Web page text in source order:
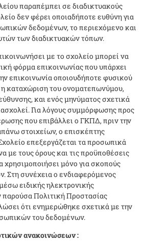
παραπέμπει σε διαδικτυακούς
δεν φέρει οποιαδήποτε ευθύνη για
δεδομένων, το περιεχόμενο και
των διαδικτυακών τόπων.
με το σχολείο μπορεί να
φόρμα επικοινωνίας που υπάρχει
επικοινωνία οποιουδήποτε φυσικού
καταχώριση του ονοματεπωνύμου,
και ενός μηνύματος σχετικά
Για λόγους συμμόρφωσης προς
που επιβάλλει ο ΓΚΠΔ, πριν την
στοιχείων, ο επισκέπτης
επεξεργάζεται τα προσωπικά
με τους όρους και τις προϋποθέσεις
χρησιμοποιήσει μόνο για σκοπούς
Στη συνέχεια ο ενδιαφερόμενος
ειδικής ηλεκτρονικής
παρούσα Πολιτική Προστασίας
ότι ενημερώθηκε σχετικά με την
του δεδομένων.
ανακοινώσεων :